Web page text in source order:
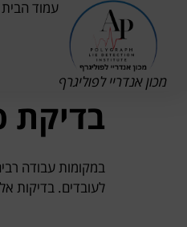
מכון אנדריי לפוליגרף
עמוד הבית
בדיקת
במקומות עבודה
לעובדים. בדיקות